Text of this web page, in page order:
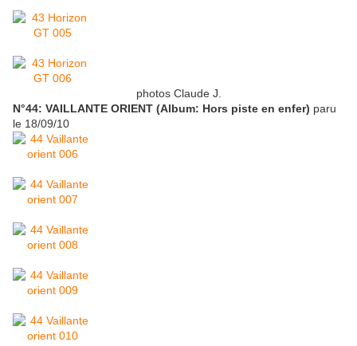
photos Claude J.
N°44: VAILLANTE ORIENT (Album: Hors piste en enfer) paru
le 18/09/10